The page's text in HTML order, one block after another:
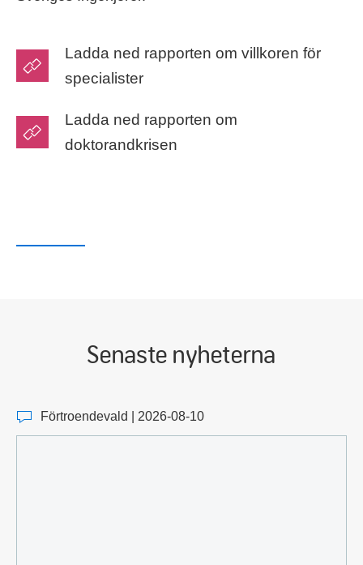
Ladda ned rapporten om villkoren för
specialister
Ladda ned rapporten om
doktorandkrisen
Senaste nyheterna
Förtroendevald | 2026-08-10